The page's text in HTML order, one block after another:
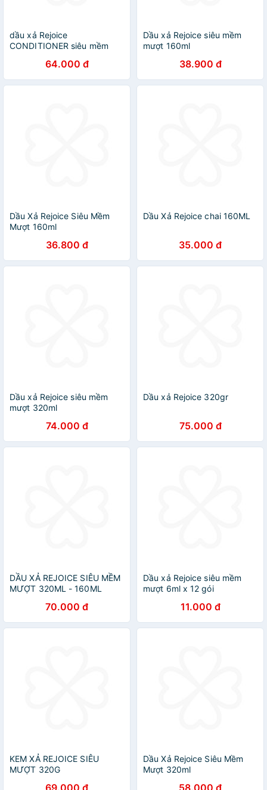
dầu xả Rejoice
CONDITIONER siêu mềm
64.000 đ
Dầu xả Rejoice siêu mềm
mượt 160ml
38.900 đ
Dầu Xả Rejoice Siêu Mềm
Mượt 160ml
36.800 đ
Dầu Xả Rejoice chai 160ML
35.000 đ
Dầu xả Rejoice siêu mềm
mượt 320ml
74.000 đ
Dầu xả Rejoice 320gr
75.000 đ
DẦU XẢ REJOICE SIÊU MỀM
MƯỢT 320ML - 160ML
70.000 đ
Dầu xả Rejoice siêu mềm
mượt 6ml x 12 gói
11.000 đ
KEM XẢ REJOICE SIÊU
MƯỢT 320G
69.000 đ
Dầu Xả Rejoice Siêu Mềm
Mượt 320ml
58.000 đ